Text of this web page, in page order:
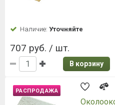
Наличие: Уточняйте
707 руб. / шт.
В корзину
РАСПРОДАЖА